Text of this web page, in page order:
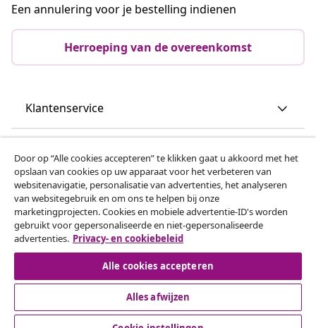
Een annulering voor je bestelling indienen
Herroeping van de overeenkomst
Klantenservice
vidaXL
Ontdek meer
Door op “Alle cookies accepteren” te klikken gaat u akkoord met het
opslaan van cookies op uw apparaat voor het verbeteren van
websitenavigatie, personalisatie van advertenties, het analyseren
van websitegebruik en om ons te helpen bij onze
marketingprojecten. Cookies en mobiele advertentie-ID's worden
gebruikt voor gepersonaliseerde en niet-gepersonaliseerde
advertenties. Privacy- en cookiebeleid
Alle cookies accepteren
Alles afwijzen